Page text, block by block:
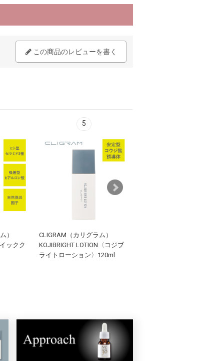
この商品のレビューを書く
）
ックク
5
CLIGRAM（カリグラム）
KOJIBRIGHT LOTION〈コジブ
ライトローション〉120ml